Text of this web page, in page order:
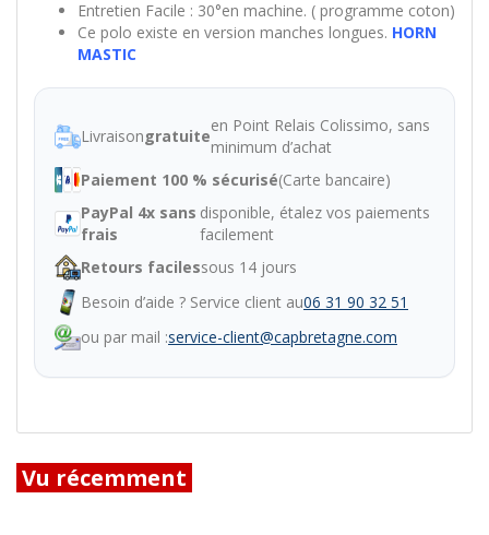
Entretien Facile : 30°en machine. ( programme coton)
Ce polo existe en version manches longues. HORN
MASTIC
Livraisongratuite
en Point Relais Colissimo, sans
minimum d’achat
Paiement 100 % sécurisé(Carte bancaire)
PayPal 4x sans
frais
disponible, étalez vos paiements
facilement
Retours facilessous 14 jours
Besoin d’aide ? Service client au06 31 90 32 51
ou par mail :service-client@capbretagne.com
Vu récemment